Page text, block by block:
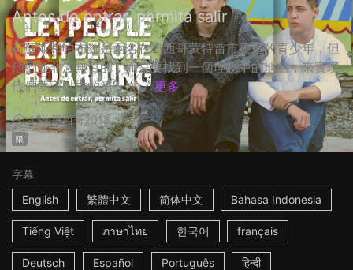
Antes de entrar, permita salir
荷蘇斯和帕布羅是兩名在墨西哥蒙特雷市夜遊的青少年，但
他們並非漫無目的，而是要找到一個理想中的地點，來實現
他們夢寐以求的第一次。 更多
13m墨西哥2018
限
字幕
English
繁體中文 简体中文 Bahasa Indonesia
Tiếng Việt ภาษาไทย 한국어 français
Deutsch Español Português हिन्दी